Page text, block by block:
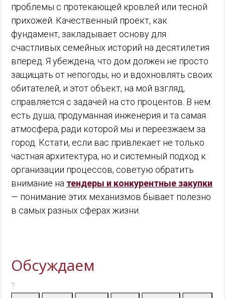
проблемы с протекающей кровлей или тесной
прихожей. Качественный проект, как
фундамент, закладывает основу для
счастливых семейных историй на десятилетия
вперед. Я убеждена, что дом должен не просто
защищать от непогоды, но и вдохновлять своих
обитателей, и этот объект, на мой взгляд,
справляется с задачей на сто процентов. В нем
есть душа, продуманная инженерия и та самая
атмосфера, ради которой мы и переезжаем за
город. Кстати, если вас привлекает не только
частная архитектура, но и системный подход к
организации процессов, советую обратить
внимание на тендеры и конкурентные закупки
— понимание этих механизмов бывает полезно
в самых разных сферах жизни.
Обсуждаем
?